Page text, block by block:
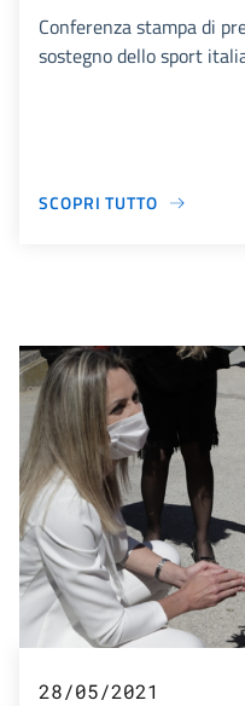
Conferenza stampa di
sostegno dello sport
SCOPRI TUTTO
28/05/2021